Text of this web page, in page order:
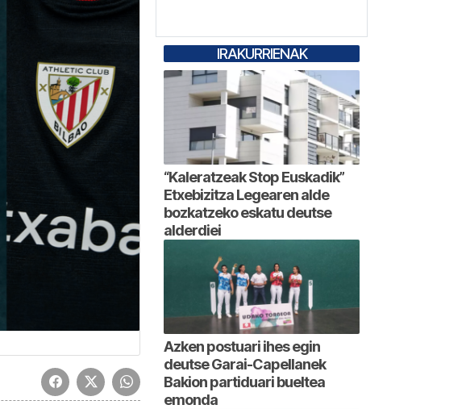
IRAKURRIENAK
“Kaleratzeak Stop Euskadik”
Etxebizitza Legearen alde
bozkatzeko eskatu deutse
alderdiei
Azken postuari ihes egin
deutse Garai-Capellanek
Bakion partiduari bueltea
emonda